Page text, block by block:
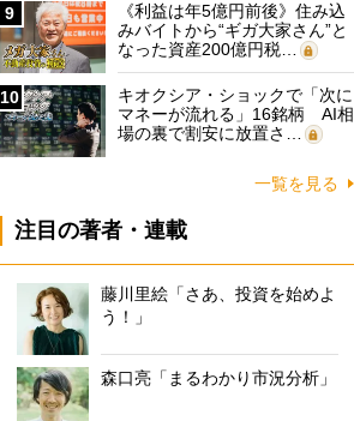
9
《利益は年5億円前後》住み込
みバイトから“ギガ大家さん”と
なった資産200億円税…
10
キオクシア・ショックで「次に
マネーが流れる」16銘柄 AI相
場の裏で割安に放置さ…
一覧を見る
注目の著者・連載
藤川里絵「さあ、投資を始めよ
う！」
森口亮「まるわかり市況分析」